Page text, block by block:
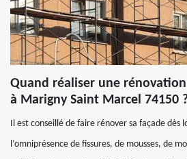
Quand réaliser une
à Marigny Saint Marcel 74150
Il est conseillé de faire rénover sa façade dès
l’omniprésence de fissures, de mousses, de